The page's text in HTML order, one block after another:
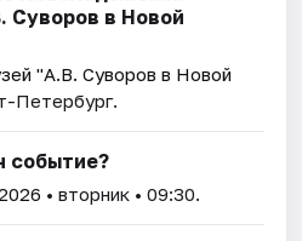
Суворов в Новой
"А.В. Суворов в Новой
Петербург.
событие?
• вторник • 09:30.